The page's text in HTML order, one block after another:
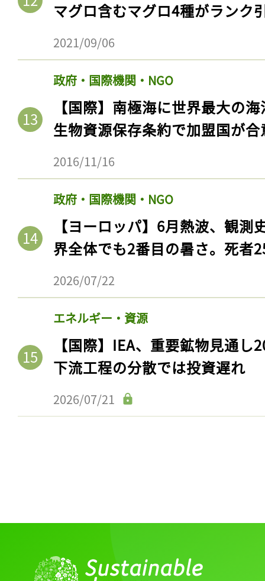
マグロ含むマグロ4種がランク
2021/09/06
政府・国際機関・NGO
【国際】南極海に世界最大の
生物資源保存条約で加盟国が合
2016/11/16
政府・国際機関・NGO
【ヨーロッパ】6月熱波、観
界全体でも2番目の暑さ。死者
2026/07/22
エネルギー・資源
【国際】IEA、重要鉱物見通
下流工程の分散では投資遅れ
2026/07/21